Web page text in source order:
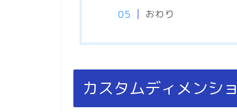
おわり
カスタムディメンシ